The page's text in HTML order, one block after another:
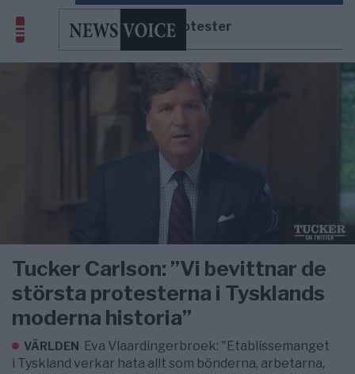
farmarprotester
Tucker Carlson: ”Vi bevittnar de
största protesterna i Tysklands
moderna historia”
VÄRLDEN Eva Vlaardingerbroek: "Etablissemanget
i Tyskland verkar hata allt som bönderna, arbetarna,